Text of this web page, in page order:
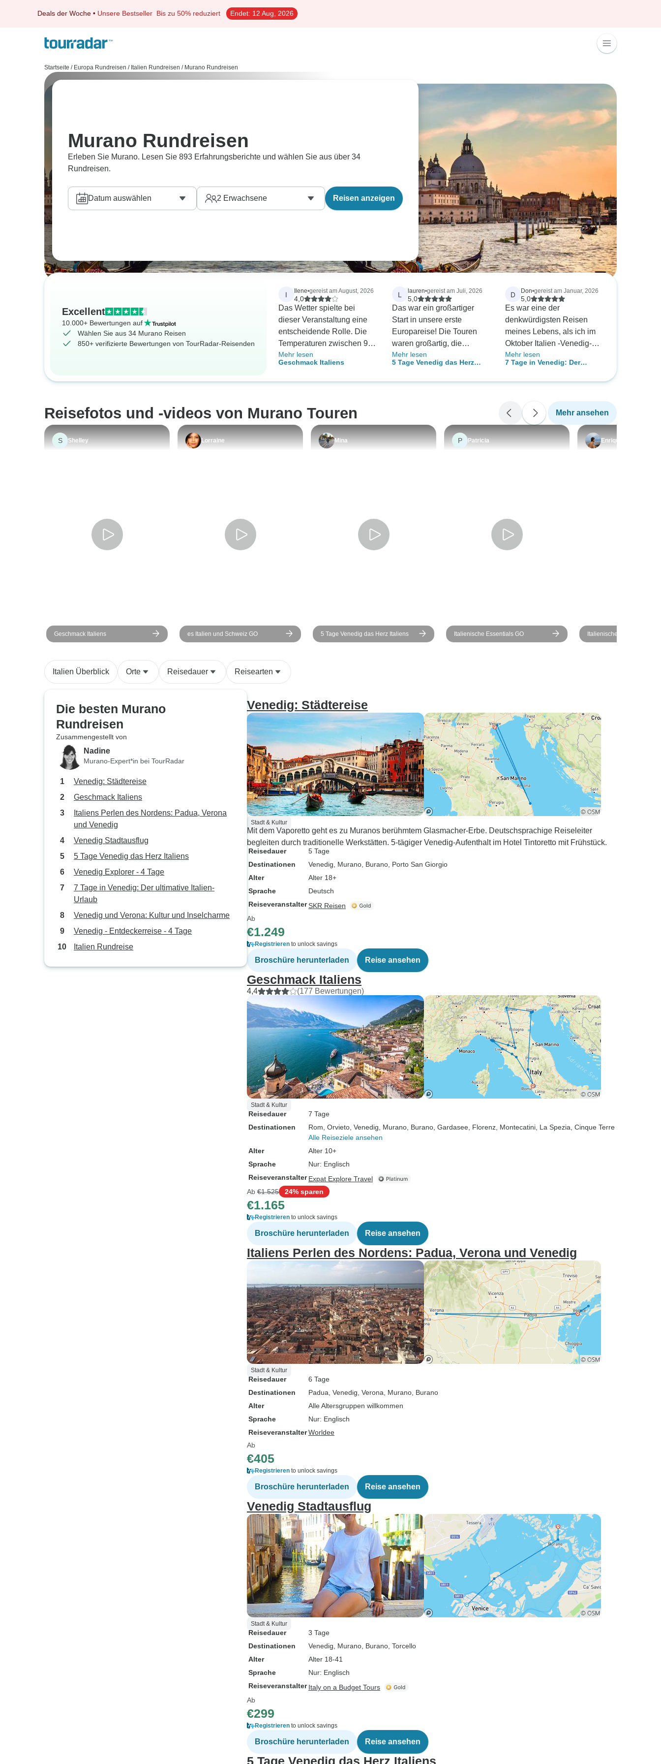
Deals der Woche • Unsere Bestseller Bis zu 50% reduziert Endet: 12 Aug, 2026
Startseite / Europa Rundreisen / Italien Rundreisen / Murano Rundreisen
Murano Rundreisen
Erleben Sie Murano. Lesen Sie 893 Erfahrungsberichte und wählen Sie aus über 34
Rundreisen.
Datum auswählen 2 Erwachsene Reisen anzeigen
Excellent
10.000+ Bewertungen auf
Wählen Sie aus 34 Murano Reisen
850+ verifizierte Bewertungen von TourRadar-Reisenden
I Ilene•gereist am August, 2026
4,0
Das Wetter spielte bei
dieser Veranstaltung eine
entscheidende Rolle. Die
Temperaturen zwischen 94
und 102 stellten einen sehr
anspruchsvollen und
Ich konnte zwar 3–4 Meilen
zurücklegen, doch als
Senior war mein Tempo
deutlich langsamer, und ich
habe viele verschiedene
Gegenden von Venedig
auswirkte. Angesichts der
übermäßigen Laufleistung
Menschen nicht geeignet.
Mehr lesen
Geschmack Italiens
L lauren•gereist am Juli, 2026
5,0
Das war ein großartiger
Start in unsere erste
Europareise! Die Touren
waren großartig, die
Reiseleiter waren
wunderbar! Es war
bestimmen konnten,
wodurch wir etwas Freizeit
für uns hatten! Ich würde
mehr als hilfsbereit, der
Kundenservice war
entgegenzukommen. Wir
waren mit zwei Kindern
unterwegs, einem Teenager
und einem 10-Jährigen,
und auch die beiden waren
von allem begeistert!
Mehr lesen
5 Tage Venedig das Herz
D Don•gereist am Januar, 2026
5,0
Es war eine der
denkwürdigsten Reisen
meines Lebens, als ich im
Oktober Italien -Venedig-
besuchte. Das Hotel war so
ruhig und die Menschen so
einen Ausflug nach Verona
und Lazscie, der ländlichen
Seite Italiens, was für eine
Zeit! Der Reiseveranstalter
hat bei der Organisation
Mehr lesen
7 Tage in Venedig: Der
Reisefotos und -videos von Murano Touren Mehr ansehen
S Shelley
Geschmack Italiens
Lorraine
es Italien und Schweiz GO
Mina
5 Tage Venedig das Herz Italiens
P Patricia
Italienische Essentials GO
Enrique
Italienische
Italien Überblick Orte Reisedauer Reisearten
Die besten Murano
Rundreisen
Zusammengestellt von
Nadine
Murano-Expert*in bei TourRadar
Venedig: Städtereise
Geschmack Italiens
Italiens Perlen des Nordens: Padua, Verona
und Venedig
Venedig Stadtausflug
5 Tage Venedig das Herz Italiens
Venedig Explorer - 4 Tage
7 Tage in Venedig: Der ultimative Italien-
Urlaub
Venedig und Verona: Kultur und Inselcharme
Venedig - Entdeckerreise - 4 Tage
Italien Rundreise
Venedig: Städtereise
Stadt & Kultur
Mit dem Vaporetto geht es zu Muranos berühmtem Glasmacher-Erbe. Deutschsprachige Reiseleiter
begleiten durch traditionelle Werkstätten. 5-tägiger Venedig-Aufenthalt im Hotel Tintoretto mit Frühstück.
Reisedauer
5 Tage
Destinationen
Venedig , Murano , Burano , Porto San Giorgio
Alter
Alter 18+
Sprache
Deutsch
ReiseveranstalterSKR Reisen
Ab
€1.249
Registrieren to unlock savings
Broschüre herunterladen Reise ansehen
Geschmack Italiens
4,4 (177 Bewertungen)
Stadt & Kultur
Reisedauer
7 Tage
Destinationen
Rom , Orvieto , Venedig , Murano , Burano , Gardasee , Florenz , Montecatini , La Spezia , Cinque Terre
Alle Reiseziele ansehen
Alter
Alter 10+
Sprache
Nur: Englisch
Reiseveranstalter Expat Explore Travel
Ab €1.525 24% sparen
€1.165
Registrieren to unlock savings
Broschüre herunterladen Reise ansehen
Italiens Perlen des Nordens: Padua, Verona und Venedig
Stadt & Kultur
Reisedauer
6 Tage
Destinationen
Padua , Venedig , Verona , Murano , Burano
Alter
Alle Altersgruppen willkommen
Sprache
Nur: Englisch
ReiseveranstalterWorldee
Ab
€405
Registrieren to unlock savings
Broschüre herunterladen Reise ansehen
Venedig Stadtausflug
Stadt & Kultur
Reisedauer
3 Tage
Destinationen
Venedig , Murano , Burano , Torcello
Alter
Alter 18-41
Sprache
Nur: Englisch
Reiseveranstalter Italy on a Budget Tours
Ab
€299
Registrieren to unlock savings
Broschüre herunterladen Reise ansehen
5 Tage Venedig das Herz Italiens